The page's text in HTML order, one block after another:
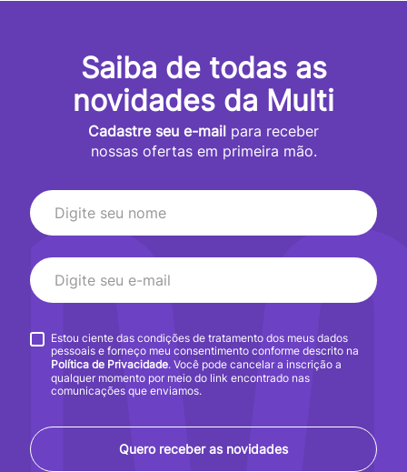
Saiba de todas as
novidades da Multi
Cadastre seu e-mail para receber
nossas ofertas em primeira mão.
Quero receber as novidades
Estou ciente das condições de tratamento dos meus dados
pessoais e forneço meu consentimento conforme descrito na
Política de Privacidade. Você pode cancelar a inscrição a
qualquer momento por meio do link encontrado nas
comunicações que enviamos.